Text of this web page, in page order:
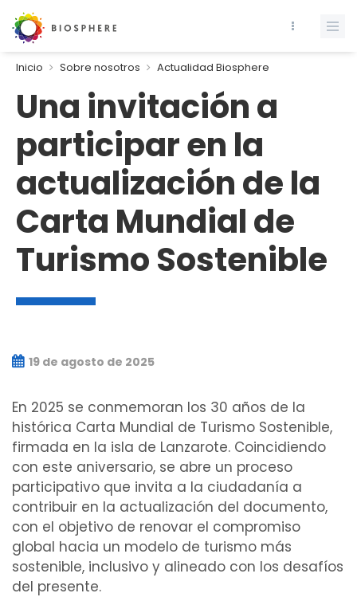
Inicio Sobre nosotros Actualidad Biosphere
Una invitación a
participar en la
actualización de la
Carta Mundial de
Turismo Sostenible
19 de agosto de 2025
En 2025 se conmemoran los 30 años de la
histórica Carta Mundial de Turismo Sostenible,
firmada en la isla de Lanzarote. Coincidiendo
con este aniversario, se abre un proceso
participativo que invita a la ciudadanía a
contribuir en la actualización del documento,
con el objetivo de renovar el compromiso
global hacia un modelo de turismo más
sostenible, inclusivo y alineado con los desafíos
del presente.